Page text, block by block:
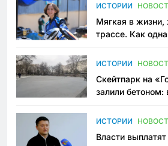
ИСТОРИИ
Мягкая в жизни,
трассе. Как
Узбекистане
ИСТОРИИ
Скейтпарк на
залили бетоном:
пространство
ИСТОРИИ
Власти